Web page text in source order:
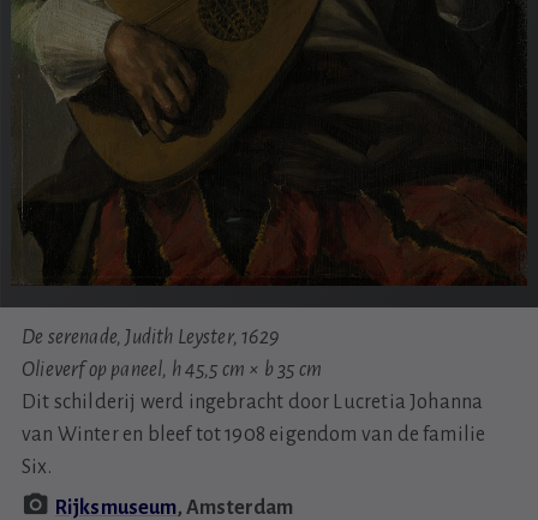
De serenade, Judith Leyster, 1629
Olieverf op paneel, h 45,5 cm × b 35 cm
Dit schilderij werd ingebracht door Lucretia Johanna
van Winter en bleef tot 1908 eigendom van de familie
Six.
Rijksmuseum, Amsterdam